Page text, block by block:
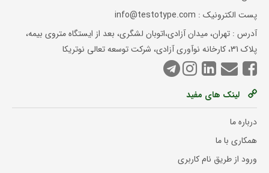
پست الکترونیک : info@testotype.com
آدرس : تهران، میدان آزادی،اتوبان لشگری، بعد از ایستگاه متروی بیمه،
پلاک 31، کارخانه نوآوری آزادی، شرکت توسعه تعالی نوتریکا
لینک های مفید
درباره ما
همکاری با ما
ورود از طریق نام کاربری